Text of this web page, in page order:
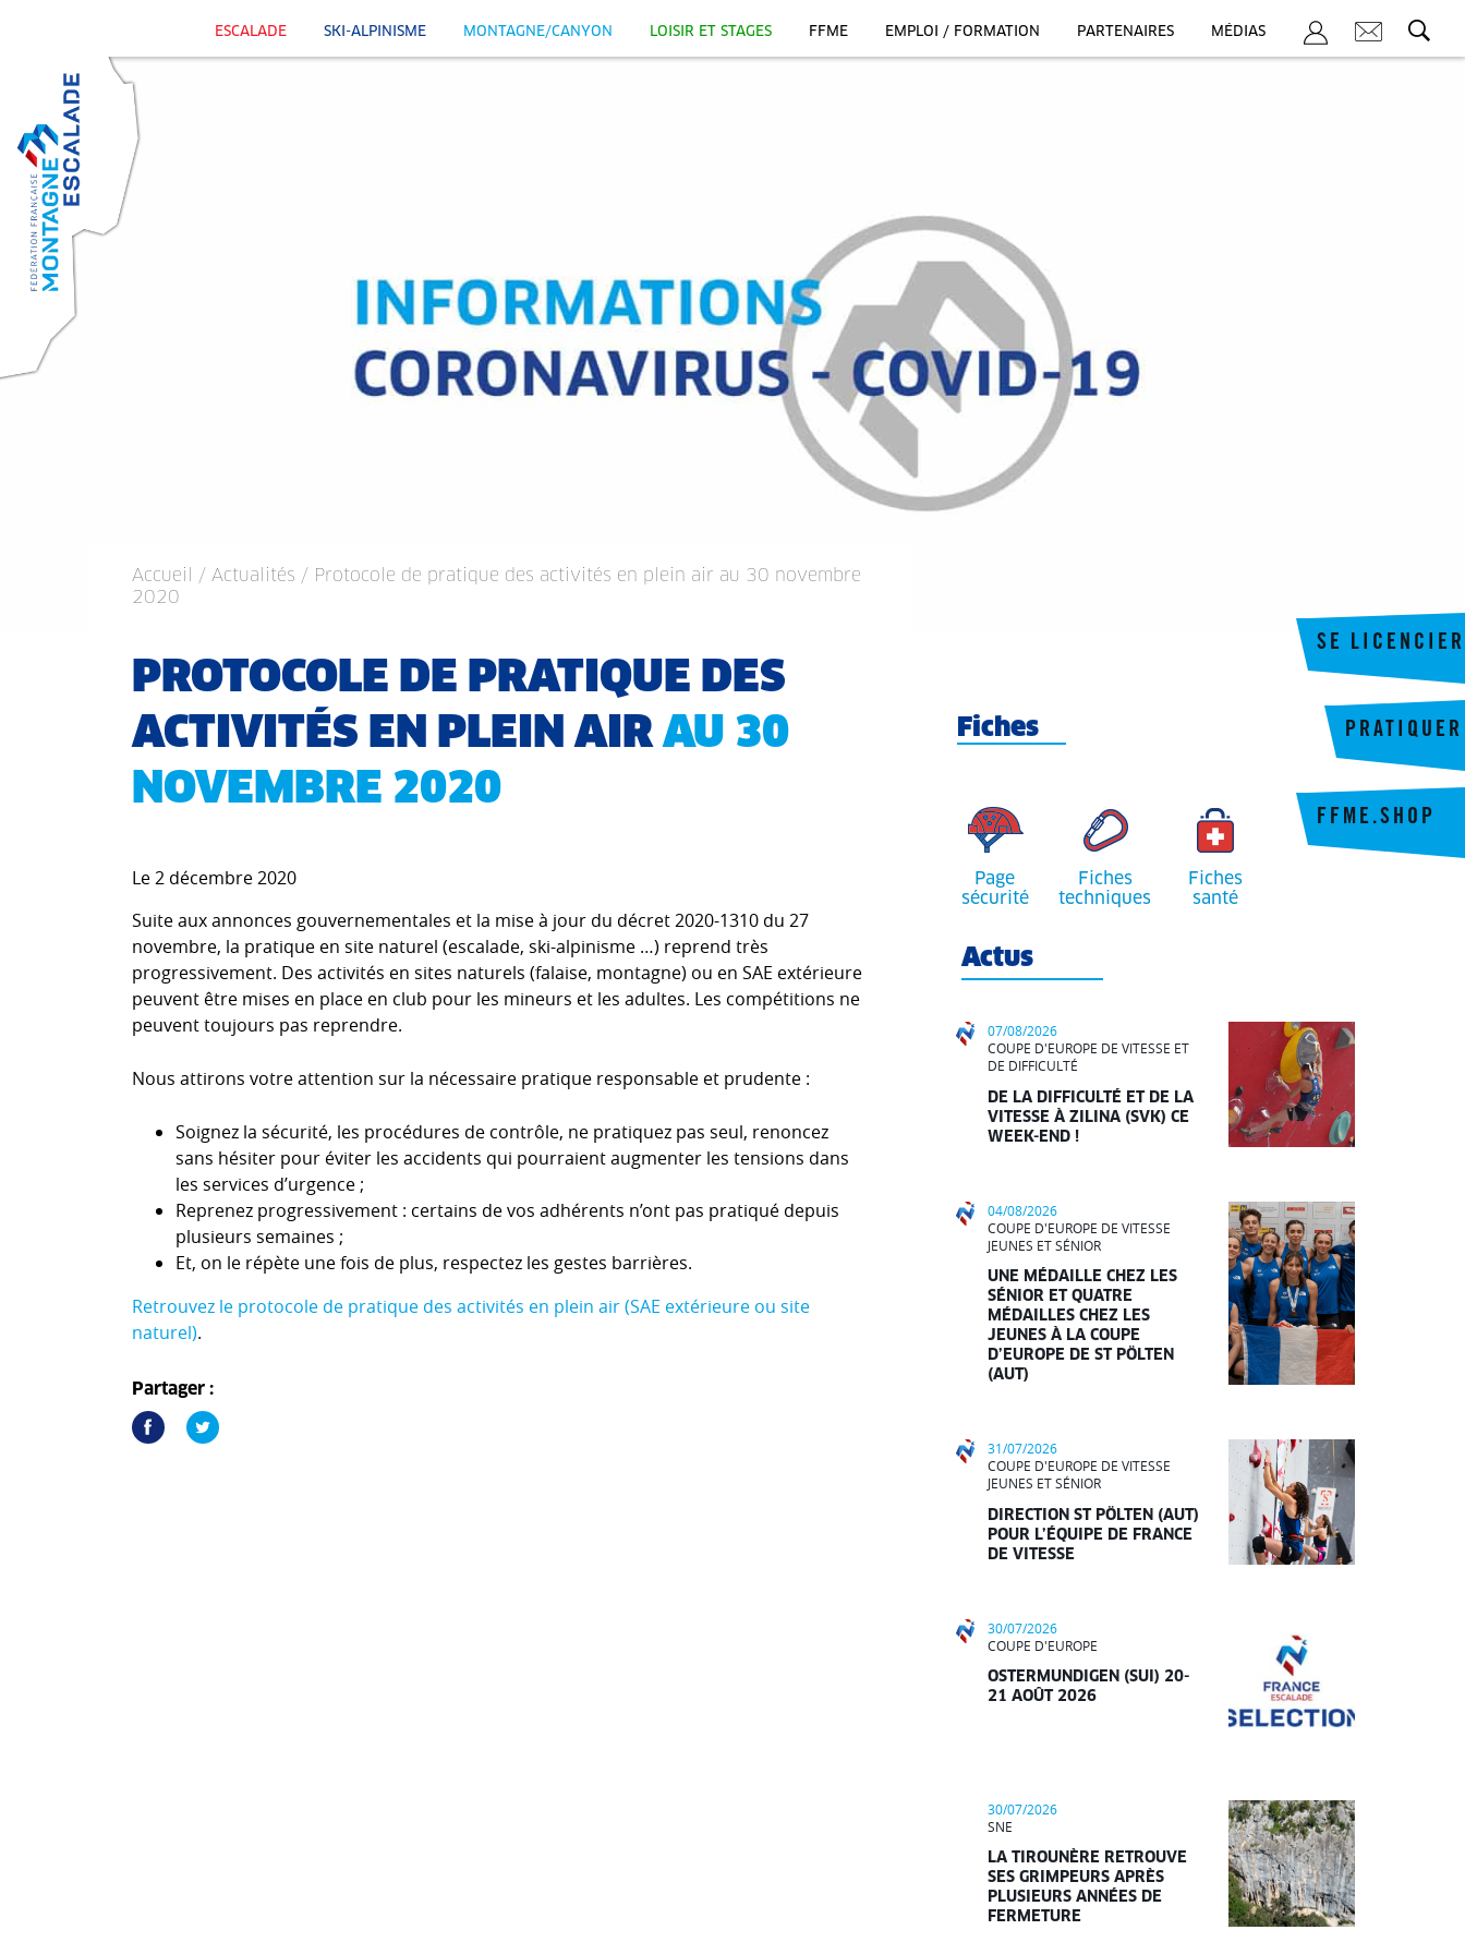
ESCALADE SKI-ALPINISME MONTAGNE/CANYON LOISIR ET STAGES FFME EMPLOI / FORMATION PARTENAIRES MÉDIAS
SE LICENCIER
FFME.SHOP
PRATIQUER
Accueil / Actualités / Protocole de pratique des activités en plein air au 30 novembre
2020
PROTOCOLE DE PRATIQUE DES
ACTIVITÉS EN PLEIN AIRAU 30
NOVEMBRE 2020
Le 2 décembre 2020
Suite aux annonces gouvernementales et la mise à jour du décret 2020-1310 du 27
novembre, la pratique en site naturel (escalade, ski-alpinisme …) reprend très
progressivement. Des activités en sites naturels (falaise, montagne) ou en SAE extérieure
peuvent être mises en place en club pour les mineurs et les adultes. Les compétitions ne
peuvent toujours pas reprendre.
Nous attirons votre attention sur la nécessaire pratique responsable et prudente :
Soignez la sécurité, les procédures de contrôle, ne pratiquez pas seul, renoncez
sans hésiter pour éviter les accidents qui pourraient augmenter les tensions dans
les services d’urgence ;
Reprenez progressivement : certains de vos adhérents n’ont pas pratiqué depuis
plusieurs semaines ;
Et, on le répète une fois de plus, respectez les gestes barrières.
Retrouvez le protocole de pratique des activités en plein air (SAE extérieure ou site
naturel).
Partager :
Fiches
Page
sécurité
Fiches
techniques
Fiches
santé
Actus
07/08/2026
COUPE D'EUROPE DE VITESSE ET
DE DIFFICULTÉ
DE LA DIFFICULTÉ ET DE LA
VITESSE À ZILINA (SVK) CE
WEEK-END !
04/08/2026
COUPE D'EUROPE DE VITESSE
JEUNES ET SÉNIOR
UNE MÉDAILLE CHEZ LES
SÉNIOR ET QUATRE
MÉDAILLES CHEZ LES
JEUNES À LA COUPE
D’EUROPE DE ST PÖLTEN
(AUT)
31/07/2026
COUPE D'EUROPE DE VITESSE
JEUNES ET SÉNIOR
DIRECTION ST PÖLTEN (AUT)
POUR L’ÉQUIPE DE FRANCE
DE VITESSE
30/07/2026
COUPE D'EUROPE
OSTERMUNDIGEN (SUI) 20-
21 AOÛT 2026
30/07/2026
SNE
LA TIROUNÈRE RETROUVE
SES GRIMPEURS APRÈS
PLUSIEURS ANNÉES DE
FERMETURE